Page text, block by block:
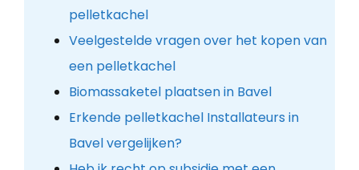
pelletkachel
Veelgestelde vragen over het kopen van
een pelletkachel
Biomassaketel plaatsen in Bavel
Erkende pelletkachel Installateurs in
Bavel vergelijken?